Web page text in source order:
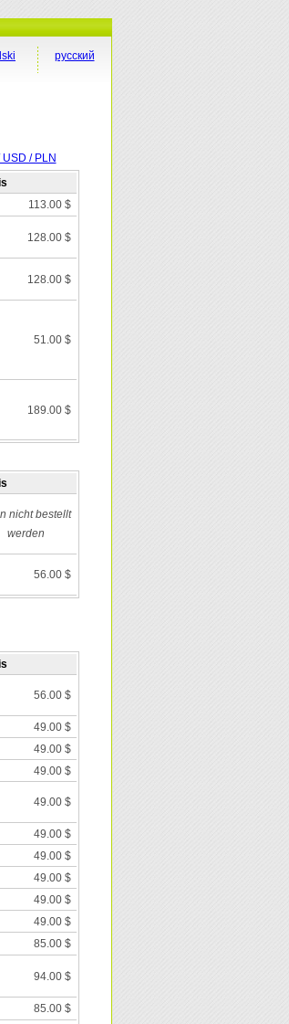
русский
/ PLN
113.00 $
128.00 $
128.00 $
51.00 $
189.00 $
nicht bestellt
werden
56.00 $
56.00 $
49.00 $
49.00 $
49.00 $
49.00 $
49.00 $
49.00 $
49.00 $
49.00 $
49.00 $
85.00 $
94.00 $
85.00 $